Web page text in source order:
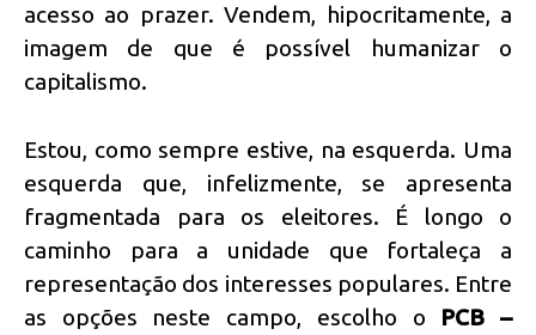
acesso ao prazer. Vendem, hipocritamente, a
imagem de que é possível humanizar o
capitalismo.
Estou, como sempre estive, na esquerda. Uma
esquerda que, infelizmente, se apresenta
fragmentada para os eleitores. É longo o
caminho para a unidade que fortaleça a
representação dos interesses populares. Entre
as opções neste campo, escolho o PCB –